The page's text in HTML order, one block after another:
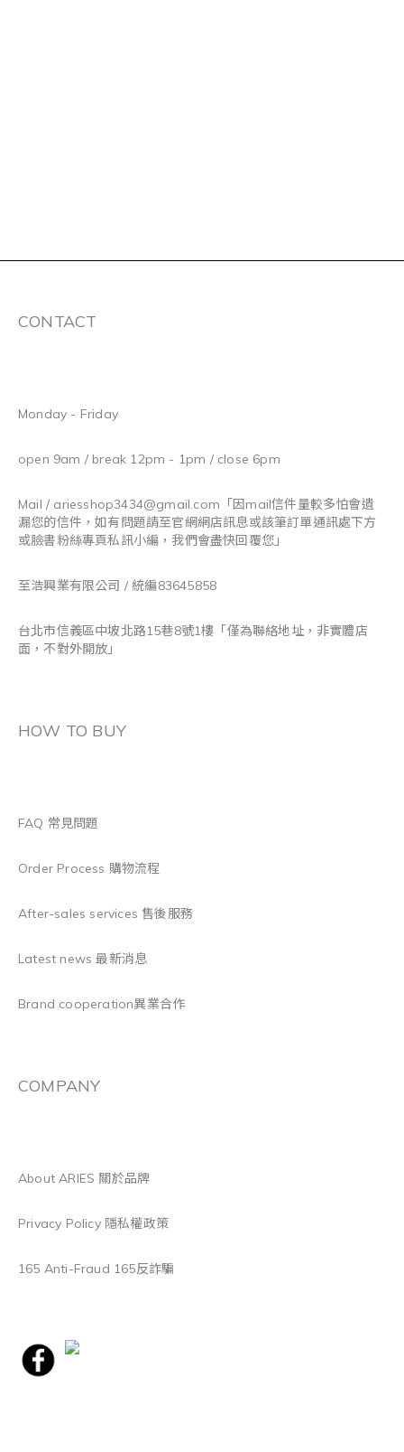
CONTACT
Monday - Friday
open 9am / break 12pm - 1pm / close 6pm
Mail / ariesshop3434@gmail.com 「因mail信件量較多怕會遺
漏您的信件，如有問題請至官網網店訊息或該筆訂單通訊處下方
或臉書粉絲專頁私訊小編，我們會盡快回覆您」
至浩興業有限公司 / 統編83645858
台北市信義區中坡北路15巷8號1樓「僅為聯絡地址，非實體店
面，不對外開放」
HOW TO BUY
FAQ 常見問題
Order Process 購物流程
After-sales services 售後服務
Latest news 最新消息
Brand cooperation異業合作
COMPANY
About ARIES 關於品牌
Privacy Policy 隱私權政策
165 Anti-Fraud 165反詐騙